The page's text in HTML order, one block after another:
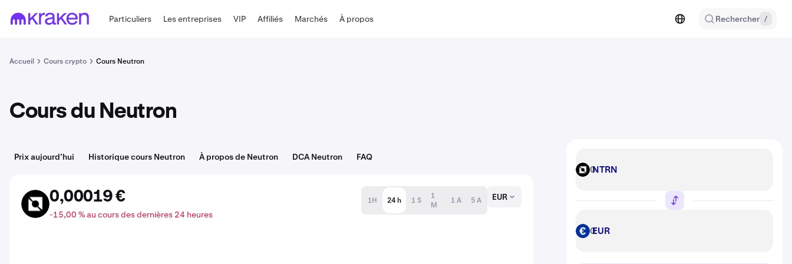
Particuliers Les entreprises VIP Affiliés Marchés À propos Rechercher /
Accueil Cours crypto Cours Neutron
Cours du Neutron
Prix aujourd’hui Historique cours Neutron À propos de Neutron DCA Neutron FAQ
NTRN 0,00019 €
-15,00 % au cours des dernières 24 heures
1H 24 h 1 S
1
M
1 A 5 A EUR
NTRN NTRN
EUR EUR